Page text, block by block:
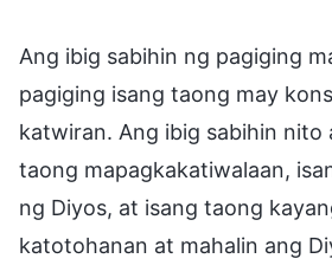
Ang ibig sabihin ng pagiging
pagiging isang taong may
katwiran. Ang ibig sabihin nito
taong mapagkakatiwalaan,
ng Diyos, at isang taong
katotohanan at mahalin ang